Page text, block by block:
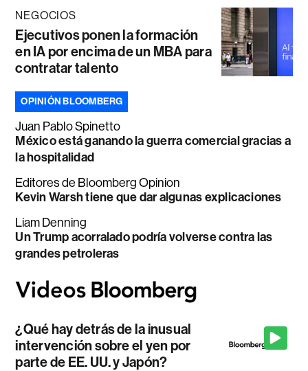
NEGOCIOS
Ejecutivos ponen la formación
en IA por encima de un MBA para
contratar talento
OPINIÓN BLOOMBERG
Juan Pablo Spinetto
México está ganando la guerra comercial gracias a
la hospitalidad
Editores de Bloomberg Opinion
Kevin Warsh tiene que dar algunas explicaciones
Liam Denning
Un Trump acorralado podría volverse contra las
grandes petroleras
¿Qué hay detrás de la inusual
intervención sobre el yen por
parte de EE. UU. y Japón?